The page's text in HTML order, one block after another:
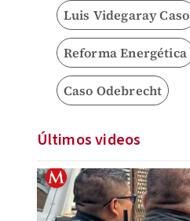
Luis Videgaray Caso
Reforma Energética
Caso Odebrecht
Últimos videos